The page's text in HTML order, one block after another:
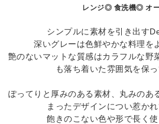
レンジ◎ 食洗機◎ オ
シンプルに素材を引き出す
深いグレーは色鮮やかな料理を
艶のないマットな質感はカラフルな野
も落ち着いた雰囲気を保っ
ぽってりと厚みのある素材、丸みのあ
まったデザインについ惹かれ
飽きのこない色や形で長く使